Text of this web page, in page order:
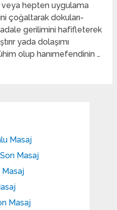
veya hepten uygulama
çoğaltarak dokuları-
gerilimini hafifleterek
yada dolaşımı
olup hanımefendinin …
Masaj
Masaj
Masaj